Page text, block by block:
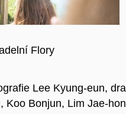
Flory
Lee Kyung-eun,
Bonjun, Lim Jae-